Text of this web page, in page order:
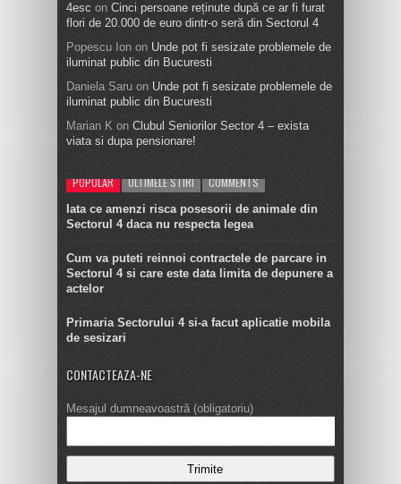
4esc on Cinci persoane reținute după ce ar fi furat
flori de 20.000 de euro dintr-o seră din Sectorul 4
Popescu Ion on Unde pot fi sesizate problemele de
iluminat public din Bucuresti
Daniela Saru on Unde pot fi sesizate problemele de
iluminat public din Bucuresti
Marian K on Clubul Seniorilor Sector 4 – exista
viata si dupa pensionare!
POPULAR ULTIMELE STIRI COMMENTS
Iata ce amenzi risca posesorii de animale din
Sectorul 4 daca nu respecta legea
Cum va puteti reinnoi contractele de parcare in
Sectorul 4 si care este data limita de depunere a
actelor
Primaria Sectorului 4 si-a facut aplicatie mobila
de sesizari
CONTACTEAZA-NE
Mesajul dumneavoastră (obligatoriu)